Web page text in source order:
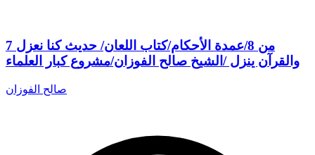
7 من 8/عمدة الأحكام/كتاب اللعان/ حديث كنا نعزل
والقرآن ينزل /الشيخ صالح الفوزان/مشروع كبار العلماء
صالح الفوزان